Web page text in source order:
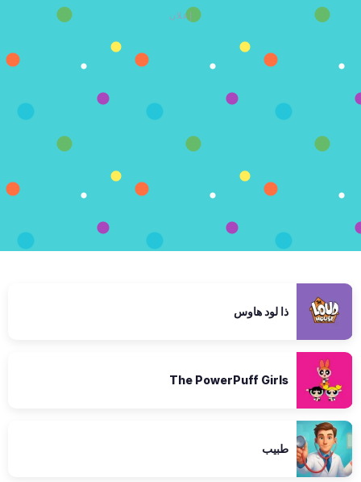
إعلان
ذا لود هاوس
The PowerPuff Girls
طبيب